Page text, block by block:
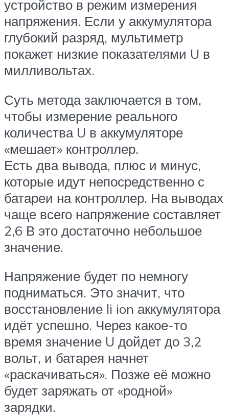
устройство в режим измерения
напряжения. Если у аккумулятора
глубокий разряд, мультиметр
покажет низкие показателями U в
милливольтах.
Суть метода заключается в том,
чтобы измерение реального
количества U в аккумуляторе
«мешает» контроллер.
Есть два вывода, плюс и минус,
которые идут непосредственно с
батареи на контроллер. На выводах
чаще всего напряжение составляет
2,6 В это достаточно небольшое
значение.
Напряжение будет по немногу
подниматься. Это значит, что
восстановление li ion аккумулятора
идёт успешно. Через какое-то
время значение U дойдет до 3,2
вольт, и батарея начнет
«раскачиваться». Позже её можно
будет заряжать от «родной»
зарядки.